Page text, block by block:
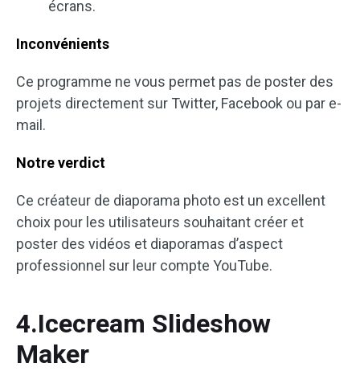
écrans.
Inconvénients
Ce programme ne vous permet pas de poster des
projets directement sur Twitter, Facebook ou par e-
mail.
Notre verdict
Ce créateur de diaporama photo est un excellent
choix pour les utilisateurs souhaitant créer et
poster des vidéos et diaporamas d’aspect
professionnel sur leur compte YouTube.
4.Icecream Slideshow
Maker